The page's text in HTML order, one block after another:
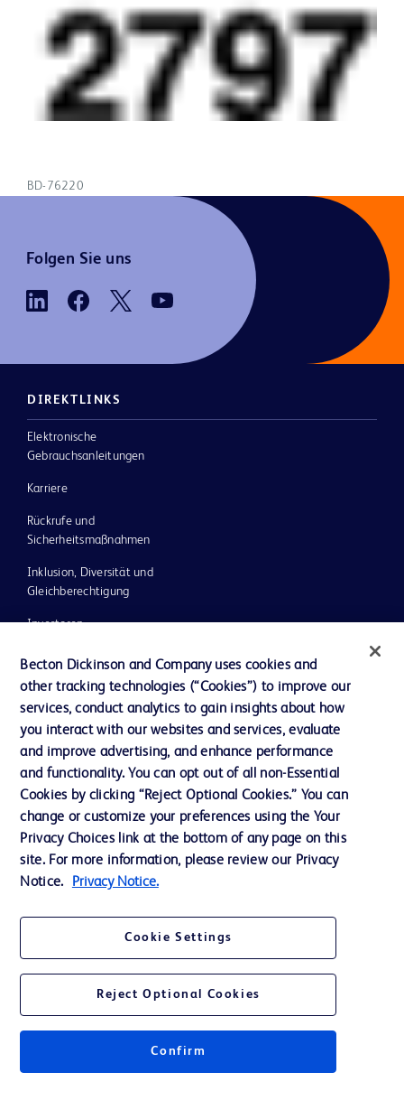
BD-76220
Folgen Sie uns
DIREKTLINKS
Elektronische
Gebrauchsanleitungen
Karriere
Rückrufe und
Sicherheitsmaßnahmen
Inklusion, Diversität und
Gleichberechtigung
Investoren
Ethik und Compliance
Impressum
Neuigkeiten, Medien und Blogs
Support
Unser Unternehmen
AGB
Kontaktieren Sie uns
Datenschutz
Nutzungsbedingungen
Becton Dickinson and Company uses cookies and
other tracking technologies (“Cookies”) to improve our
services, conduct analytics to gain insights about how
you interact with our websites and services, evaluate
and improve advertising, and enhance performance
and functionality. You can opt out of all non-Essential
Cookies by clicking “Reject Optional Cookies.” You can
change or customize your preferences using the Your
Privacy Choices link at the bottom of any page on this
site. For more information, please review our Privacy
Notice.
Privacy Notice.
Cookie Settings
Reject Optional Cookies
Confirm